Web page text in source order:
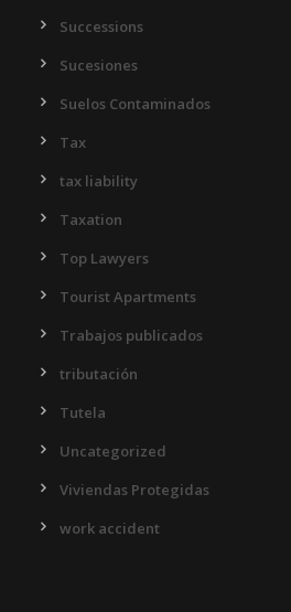
Successions
Sucesiones
Suelos Contaminados
Tax
tax liability
Taxation
Top Lawyers
Tourist Apartments
Trabajos publicados
tributación
Tutela
Uncategorized
Viviendas Protegidas
work accident